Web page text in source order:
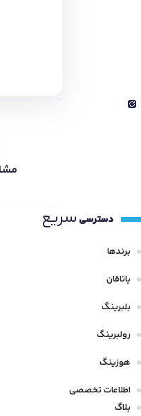
دسترسی سریع
برندها
یاتاقان
بلبرینگ
رولبرینگ
هوزینگ
اطلاعات تخصصی
بلاگ